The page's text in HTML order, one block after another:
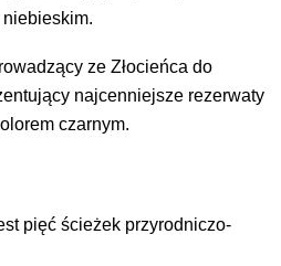
ze Złocieńca do
najcenniejsze rezerwaty
czarnym.
pięć ścieżek przyrodniczo-